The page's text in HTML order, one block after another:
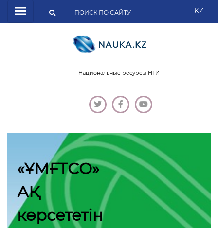
KZ
Национальные ресурсы НТИ
«ҰМҒТСО»
АҚ
көрсететін